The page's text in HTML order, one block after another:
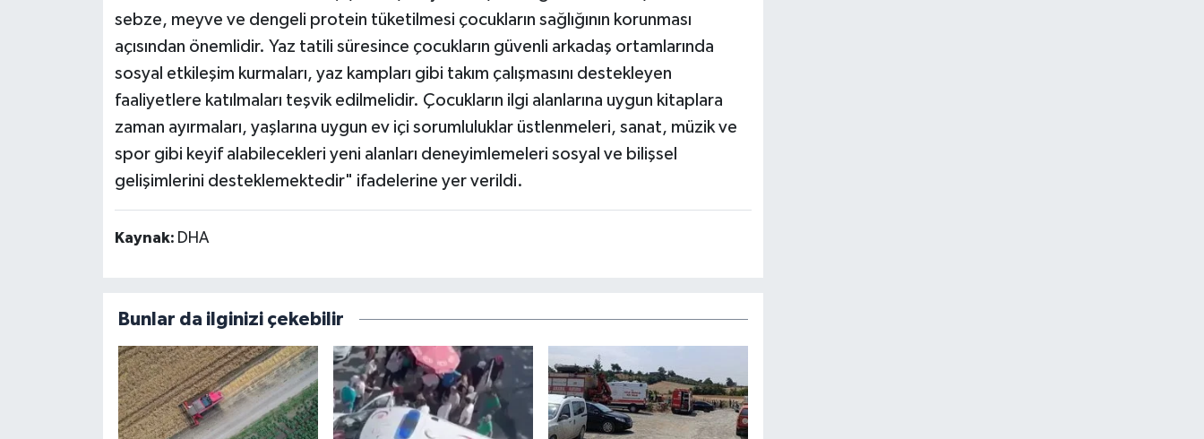
sebze, meyve ve dengeli protein tüketilmesi çocukların sağlığının korunması
açısından önemlidir. Yaz tatili süresince çocukların güvenli arkadaş ortamlarında
sosyal etkileşim kurmaları, yaz kampları gibi takım çalışmasını destekleyen
faaliyetlere katılmaları teşvik edilmelidir. Çocukların ilgi alanlarına uygun kitaplara
zaman ayırmaları, yaşlarına uygun ev içi sorumluluklar üstlenmeleri, sanat, müzik ve
spor gibi keyif alabilecekleri yeni alanları deneyimlemeleri sosyal ve bilişsel
gelişimlerini desteklemektedir" ifadelerine yer verildi.
Kaynak: DHA
Bunlar da ilginizi çekebilir